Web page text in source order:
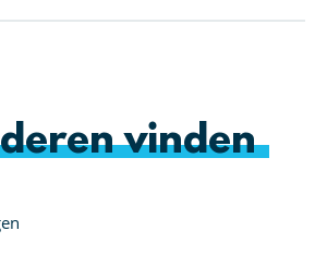
vinden